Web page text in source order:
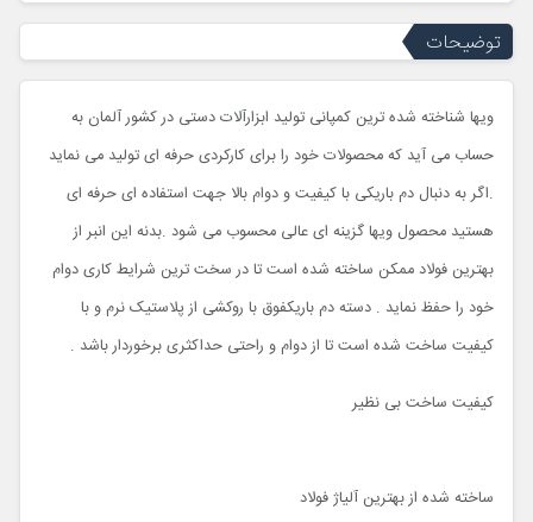
توضیحات
ویها شناخته شده ترین کمپانی تولید ابزارآلات دستی در کشور آلمان به
حساب می آید که محصولات خود را برای کارکردی حرفه ای تولید می نماید
.اگر به دنبال دم باریکی با کیفیت و دوام بالا جهت استفاده ای حرفه ای
هستید محصول ویها گزینه ای عالی محسوب می شود .بدنه این انبر از
بهترین فولاد ممکن ساخته شده است تا در سخت ترین شرایط کاری دوام
خود را حفظ نماید . دسته دم باریکفوق با روکشی از پلاستیک نرم و با
کیفیت ساخت شده است تا از دوام و راحتی حداکثری برخوردار باشد .
کیفیت ساخت بی نظیر
ساخته شده از بهترین آلیاژ فولاد